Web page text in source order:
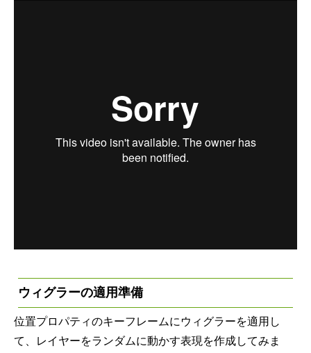
ウィグラーの適用準備
位置プロパティのキーフレームにウィグラーを適用し
て、レイヤーをランダムに動かす表現を作成してみま